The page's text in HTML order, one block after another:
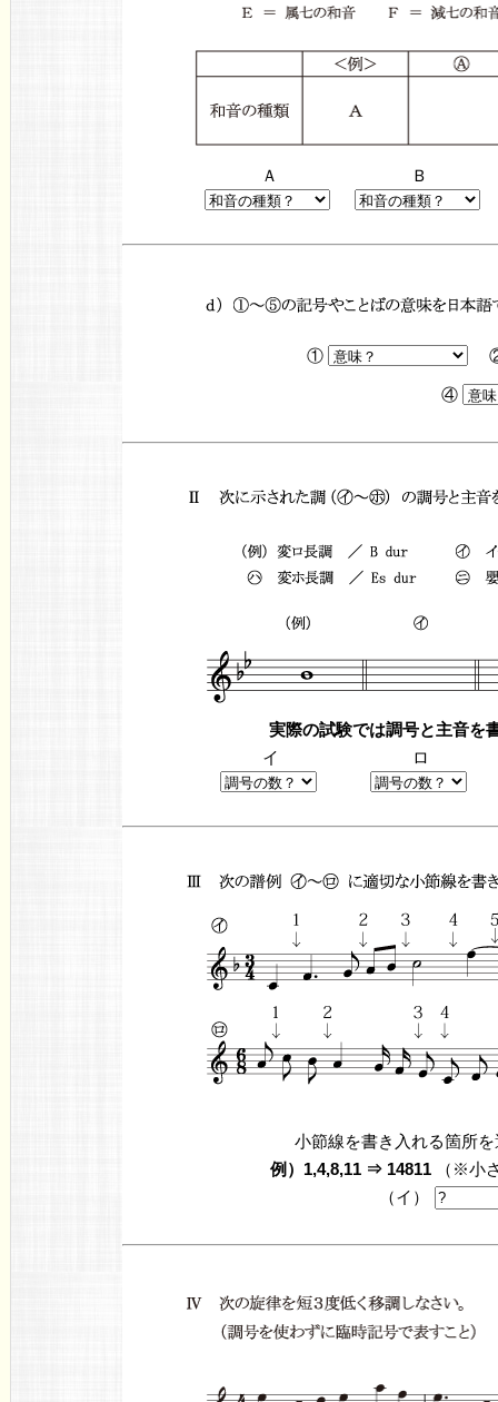
Ａ Ｂ
①
④
実際の試験では調号と主音を
イ
ロ
小節線を書き入れる箇所
例）1,4,8,11 ⇒ 14811 （※小
（イ）